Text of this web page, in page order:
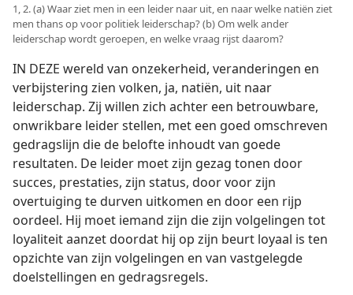
1, 2. (a) Waar ziet men in een leider naar uit, en naar welke natiën ziet
men thans op voor politiek leiderschap? (b) Om welk ander
leiderschap wordt geroepen, en welke vraag rijst daarom?
IN DEZE wereld van onzekerheid, veranderingen en
verbijstering zien volken, ja, natiën, uit naar
leiderschap. Zij willen zich achter een betrouwbare,
onwrikbare leider stellen, met een goed omschreven
gedragslijn die de belofte inhoudt van goede
resultaten. De leider moet zijn gezag tonen door
succes, prestaties, zijn status, door voor zijn
overtuiging te durven uitkomen en door een rijp
oordeel. Hij moet iemand zijn die zijn volgelingen tot
loyaliteit aanzet doordat hij op zijn beurt loyaal is ten
opzichte van zijn volgelingen en van vastgelegde
doelstellingen en gedragsregels.